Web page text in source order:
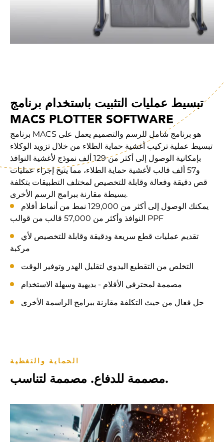
تبسيط عمليات التثبيت باستخدام برنامج
MACS PLOTTER SOFTWARE
برنامج MACS هو برنامج شامل للرسم والتصميم يعمل على
تبسيط عملية تركيب أغشية حماية الطلاء من خلال تزويد الوكلاء
بإمكانية الوصول إلى أكثر من 129 ألف نموذج لأغشية النوافذ
و57 ألف قالب لأغشية حماية الطلاء، مما يتيح إجراء عمليات
قص دقيقة وفعالة وقابلة للتخصيص لمختلف التطبيقات بتكلفة
بسيطة مقارنة ببرامج الرسم الأخرى.
يمكنك الوصول إلى أكثر من 129,000 نمط من أنماط أفلام
النوافذ وأكثر من 57,000 قالب من قوالب PPF
تقديم عمليات قطع سريعة ودقيقة وقابلة للتخصيص لأي
مركبة
التخلص من التقطيع اليدوي لتقليل الهدر وتوفير الوقت
مصممة لمحترفي الأفلام - بديهية وسهلة الاستخدام
حل فعال من حيث التكلفة مقارنة ببرامج الراسمة الأخرى
الحماية والتغطية
مصممة للدفاع. مصممة لتناسب.